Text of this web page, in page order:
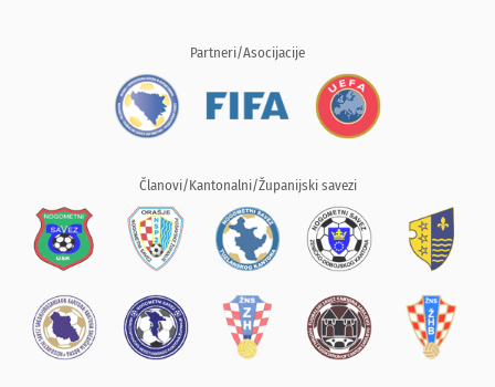
Partneri/Asocijacije
Članovi/Kantonalni/Županijski savezi